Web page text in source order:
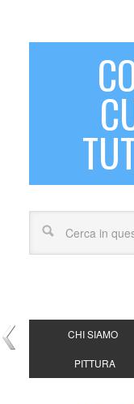
CHI SIAMO
PITTURA